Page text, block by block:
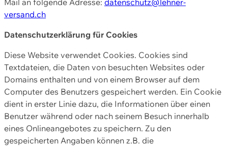
versand.ch
Datenschutzerklärung für Cookies
Diese Website verwendet Cookies. Cookies sind
Textdateien, die Daten von besuchten Websites oder
Domains enthalten und von einem Browser auf dem
Computer des Benutzers gespeichert werden. Ein Cookie
dient in erster Linie dazu, die Informationen über einen
Benutzer während oder nach seinem Besuch innerhalb
eines Onlineangebotes zu speichern. Zu den
gespeicherten Angaben können z.B. die